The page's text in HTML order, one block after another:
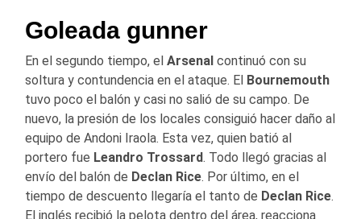
Goleada gunner
En el segundo tiempo, el Arsenal continuó con su
soltura y contundencia en el ataque. El Bournemouth
tuvo poco el balón y casi no salió de su campo. De
nuevo, la presión de los locales consiguió hacer daño al
equipo de Andoni Iraola. Esta vez, quien batió al
portero fue Leandro Trossard. Todo llegó gracias al
envío del balón de Declan Rice. Por último, en el
tiempo de descuento llegaría el tanto de Declan Rice.
El inglés recibió la pelota dentro del área, reacciona